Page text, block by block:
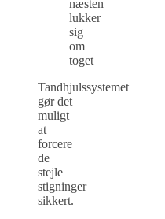
næsten
lukker
sig
om
toget
Tandhjulssystemet
gør det
muligt
at
forcere
de
stejle
stigninger
sikkert.